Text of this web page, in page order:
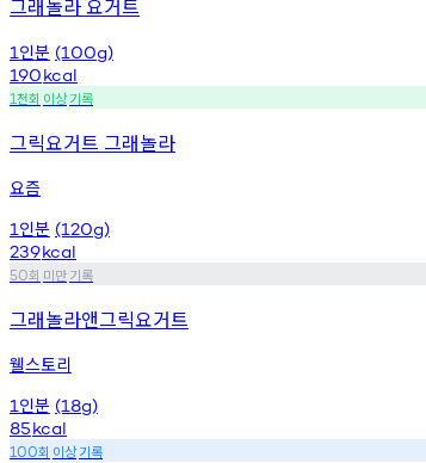
1 인분 (100g)
190kcal
1천회 이상기록
그릭요거트 그래놀라
요즘
1 인분 (120g)
239kcal
50회 미만기록
그래놀라앤그릭요거트
웰스토리
1 인분 (18g)
85kcal
100회 이상기록